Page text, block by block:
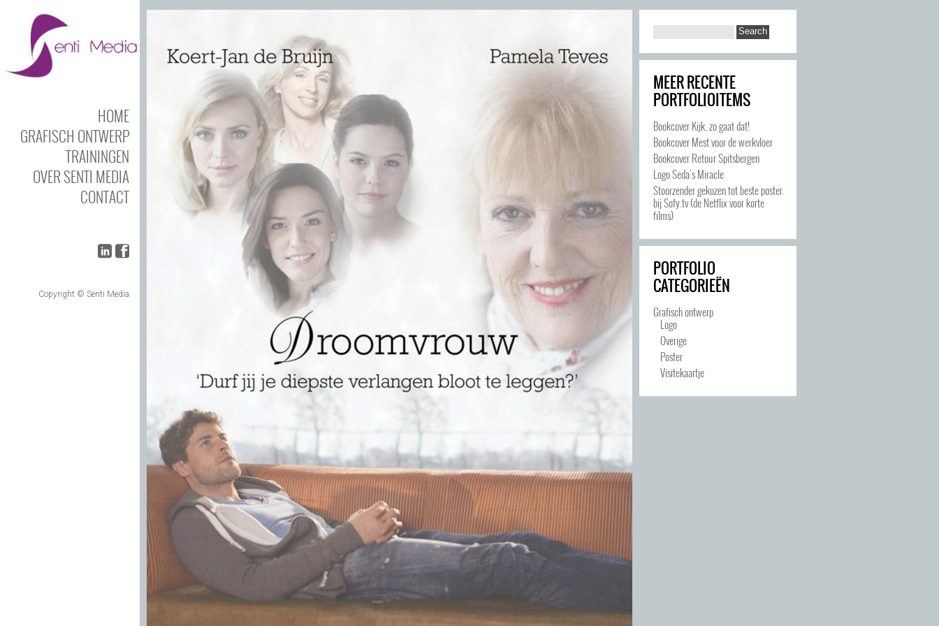
HOME
GRAFISCH ONTWERP
TRAININGEN
OVER SENTI MEDIA
CONTACT
Copyright © Senti Media
MEER RECENTE
PORTFOLIOITEMS
Bookcover Kijk, zo gaat dat!
Bookcover Mest voor de werkvloer
Bookcover Retour Spitsbergen
Logo Seda’s Miracle
Stoorzender gekozen tot beste poster
bij Sofy.tv (de Netflix voor korte
films)
PORTFOLIO
CATEGORIEËN
Grafisch ontwerp
Logo
Overige
Poster
Visitekaartje